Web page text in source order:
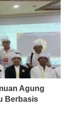
Agung
Berbasis